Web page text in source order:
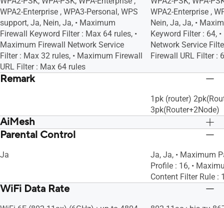
WPA2-Enterprise , WPA3-Personal, WPS
support, Ja, Nein, Ja, • Maximum
Firewall Keyword Filter : Max 64 rules, •
Maximum Firewall Network Service
Filter : Max 32 rules, • Maximum Firewall
URL Filter : Max 64 rules
WPA2-Enterprise ,
Nein, Ja, Ja, •
Keyword Filter : 64,
Network Service
Firewall URL Filter :
Remark
1pk (router)
3pk(Router+2Node)
AiMesh
Ja, Ja, Ja
Parental Control
Ja
Ja, Ja, • Maximum
Profile : 16, •
Content Filter Rule :
WiFi Data Rate